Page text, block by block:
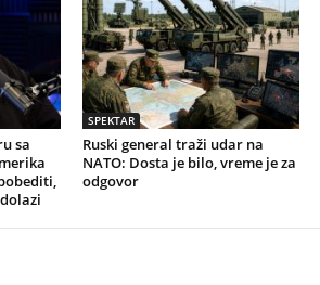
sa
SPEKTAR
Ruski general traži udar na
NATO: Dosta je bilo, vreme je za
odgovor